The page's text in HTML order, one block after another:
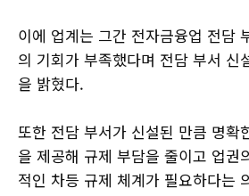
이에 업계는 그간 전자금융업 전담
의 기회가 부족했다며 전담 부서 신
을 밝혔다.
또한 전담 부서가 신설된 만큼 명확
을 제공해 규제 부담을 줄이고 업권
적인 차등 규제 체계가 필요하다는